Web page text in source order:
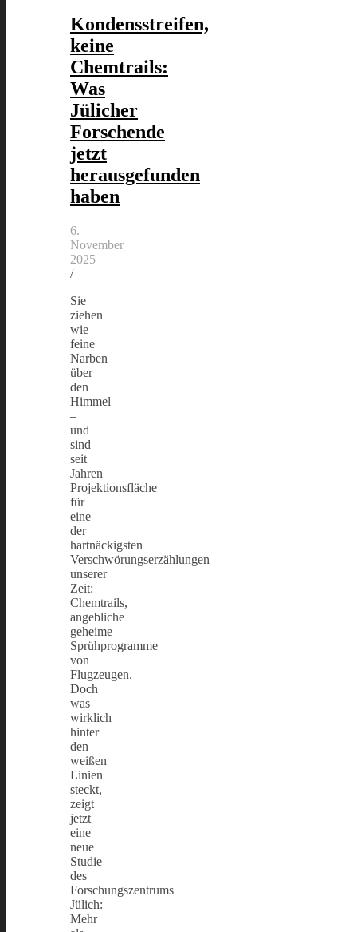
Kondensstreifen,
keine
Chemtrails:
Was
Jülicher
Forschende
jetzt
herausgefunden
haben
6.
November
2025
/
Sie
ziehen
wie
feine
Narben
über
den
Himmel
–
und
sind
seit
Jahren
Projektionsfläche
für
eine
der
hartnäckigsten
Verschwörungserzählungen
unserer
Zeit:
Chemtrails,
angebliche
geheime
Sprühprogramme
von
Flugzeugen.
Doch
was
wirklich
hinter
den
weißen
Linien
steckt,
zeigt
jetzt
eine
neue
Studie
des
Forschungszentrums
Jülich:
Mehr